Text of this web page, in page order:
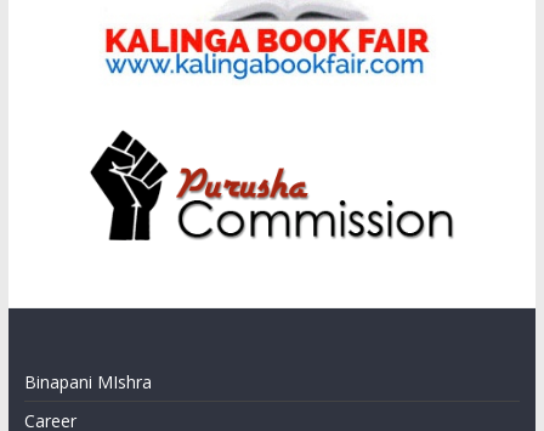
Binapani MIshra
Career